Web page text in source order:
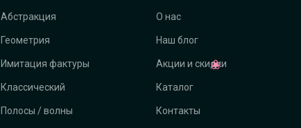
Абстракция
Геометрия
Имитация фактуры
Классический
Полосы / волны
О нас
Наш блог
Акции и скидки
Каталог
Контакты